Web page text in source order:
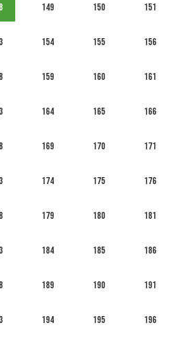
149 150 151
154 155 156
159 160 161
164 165 166
169 170 171
174 175 176
179 180 181
184 185 186
189 190 191
194 195 196